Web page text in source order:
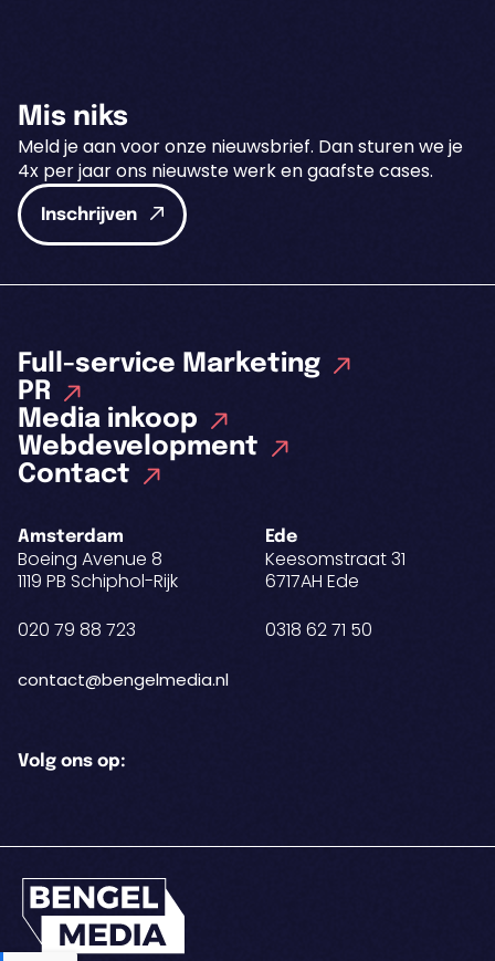
Mis niks
Meld je aan voor onze nieuwsbrief. Dan sturen we je
4x per jaar ons nieuwste werk en gaafste cases.
Inschrijven
Full-service Marketing
PR
Media inkoop
Webdevelopment
Contact
Amsterdam
Boeing Avenue 8
1119 PB Schiphol-Rijk
020 79 88 723
Ede
Keesomstraat 31
6717AH Ede
0318 62 71 50
contact@bengelmedia.nl
Volg ons op: